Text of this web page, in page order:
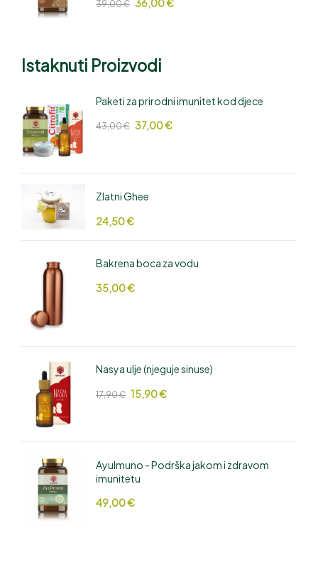
39,00€ 36,00€
Istaknuti Proizvodi
Paketi za prirodni imunitet kod djece
43,00€ 37,00€
Zlatni Ghee
24,50€
Bakrena boca za vodu
35,00€
Nasya ulje (njeguje sinuse)
17,90€ 15,90€
AyuImuno - Podrška jakom i zdravom
imunitetu
49,00€